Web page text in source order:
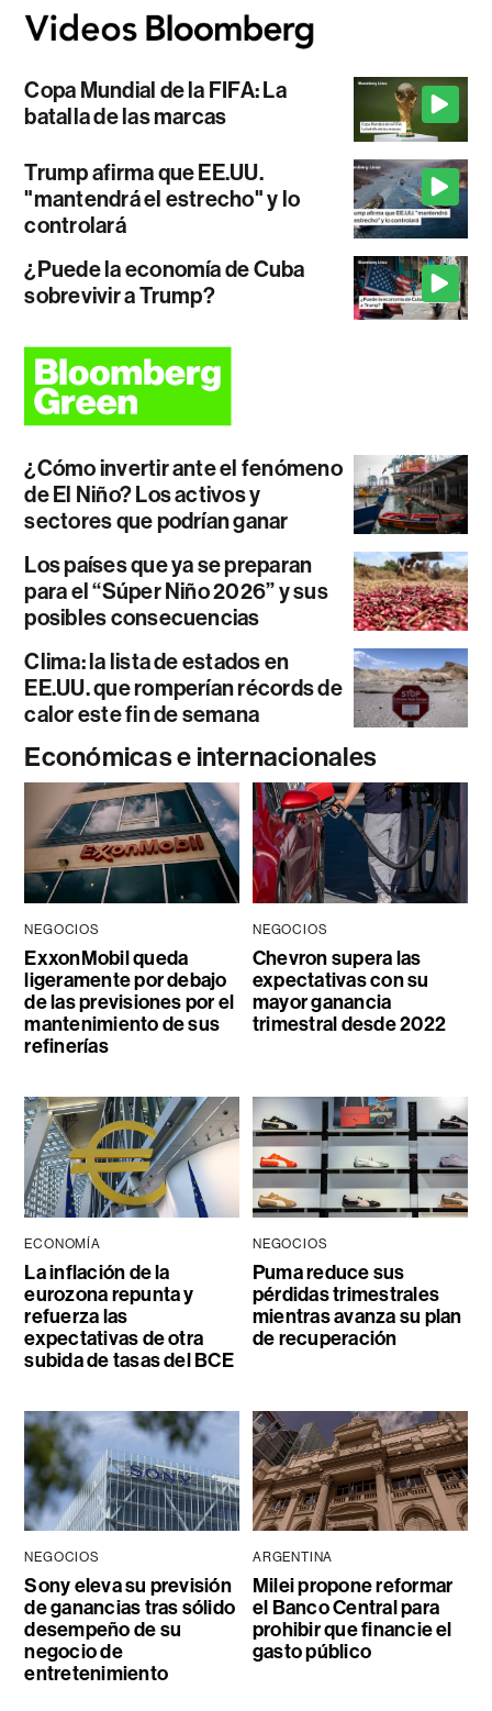
Copa Mundial de la FIFA: La
batalla de las marcas
Trump afirma que EE.UU.
"mantendrá el estrecho" y lo
controlará
¿Puede la economía de Cuba
sobrevivir a Trump?
¿Cómo invertir ante el fenómeno
de El Niño? Los activos y
sectores que podrían ganar
Los países que ya se preparan
para el “Súper Niño 2026” y sus
posibles consecuencias
Clima: la lista de estados en
EE.UU. que romperían récords de
calor este fin de semana
Económicas e internacionales
NEGOCIOS
ExxonMobil queda
ligeramente por debajo
de las previsiones por el
mantenimiento de sus
refinerías
NEGOCIOS
Chevron supera las
expectativas con su
mayor ganancia
trimestral desde 2022
ECONOMÍA
La inflación de la
eurozona repunta y
refuerza las
expectativas de otra
subida de tasas del BCE
NEGOCIOS
Puma reduce sus
pérdidas trimestrales
mientras avanza su plan
de recuperación
NEGOCIOS
Sony eleva su previsión
de ganancias tras sólido
desempeño de su
negocio de
entretenimiento
ARGENTINA
Milei propone reformar
el Banco Central para
prohibir que financie el
gasto público